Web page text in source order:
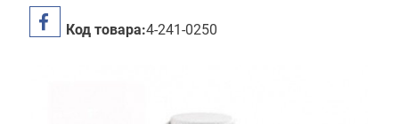
Код товара:4-241-0250